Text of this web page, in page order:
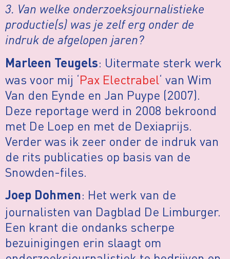
3. Van welke onderzoeksjournalistieke
productie(s) was je zelf erg onder de
indruk de afgelopen jaren?
Marleen Teugels: Uitermate sterk werk
was voor mij ‘Pax Electrabel‘ van Wim
Van den Eynde en Jan Puype (2007).
Deze reportage werd in 2008 bekroond
met De Loep en met de Dexiaprijs.
Verder was ik zeer onder de indruk van
de rits publicaties op basis van de
Snowden-files.
Joep Dohmen: Het werk van de
journalisten van Dagblad De Limburger.
Een krant die ondanks scherpe
bezuinigingen erin slaagt om